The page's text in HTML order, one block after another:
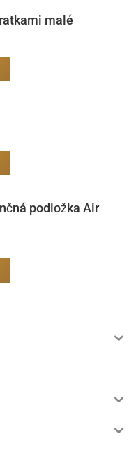
môžete
na
na
malé
podložka Air